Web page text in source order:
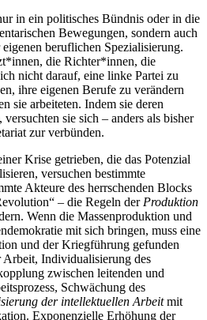
in ein politisches Bündnis oder in die
Bewegungen, sondern auch
beruflichen Spezialisierung.
die Richter*innen, die
nicht darauf, eine linke Partei zu
ihre eigenen Berufe zu verändern
sie arbeiteten. Indem sie deren
sie sich – anders als bisher
zur verbünden.
Krise getrieben, die das Potenzial
versuchen bestimmte
Akteure des herrschenden Blocks
– die Regeln derProduktion
Wenn die Massenproduktion und
mit sich bringen, muss eine
und der Kriegführung gefunden
Arbeit, Individualisierung des
zwischen leitenden und
Schwächung des
der intellektuellen Arbeitmit
Exponenzielle Erhöhung der